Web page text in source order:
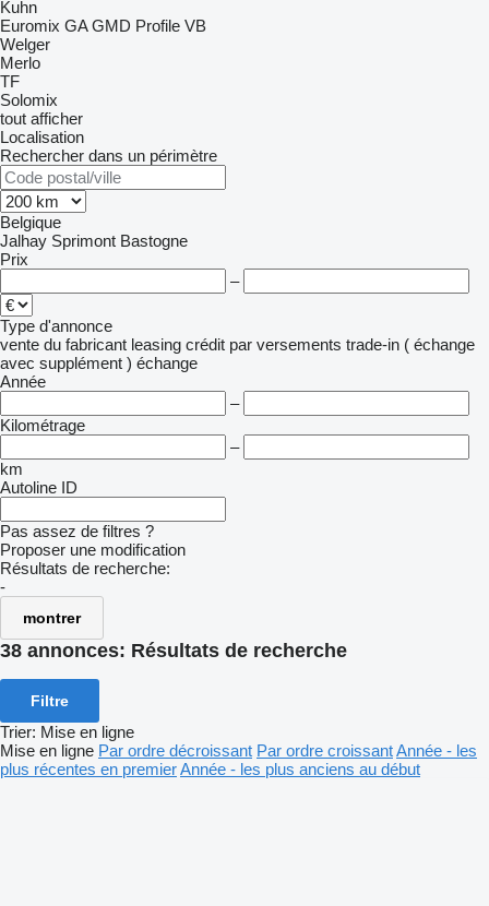
Kuhn
Euromix GA GMD Profile VB
Welger
Merlo
TF
Solomix
tout afficher
Localisation
Rechercher dans un périmètre
Belgique
Jalhay Sprimont Bastogne
Prix
–
Type d'annonce
vente du fabricant leasing crédit par versements trade-in ( échange
avec supplément ) échange
Année
–
Kilométrage
–
km
Autoline ID
Pas assez de filtres ?
Proposer une modification
Résultats de recherche:
-
montrer
38 annonces: Résultats de recherche
Filtre
Trier: Mise en ligne
Mise en ligne Par ordre décroissant Par ordre croissantAnnée - les
plus récentes en premierAnnée - les plus anciens au début